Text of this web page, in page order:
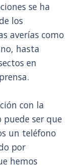
se ha
los
averías como
hasta
en
con la
ser que
un teléfono
por
hemos